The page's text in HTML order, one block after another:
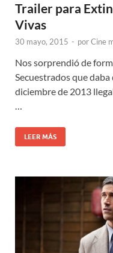
Trailer para
Vivas
30 mayo, 2015 - porCine
Nos sorprendió de
Secuestrados que
diciembre de 2013
…
LEER MÁS